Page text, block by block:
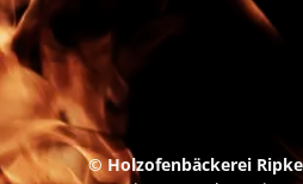
© Holzofenbäckerei